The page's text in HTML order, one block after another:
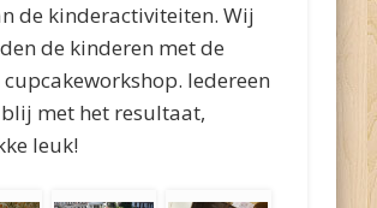
de kinderactiviteiten. Wij
de kinderen met de
Iedereen
met het resultaat,
leuk!